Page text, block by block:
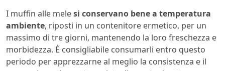
I muffin alle melesi conservano bene a temperatura
ambiente, riposti in un contenitore ermetico, per un
massimo di tre giorni, mantenendo la loro freschezza e
morbidezza. È consigliabile consumarli entro questo
periodo per apprezzarne al meglio la consistenza e il